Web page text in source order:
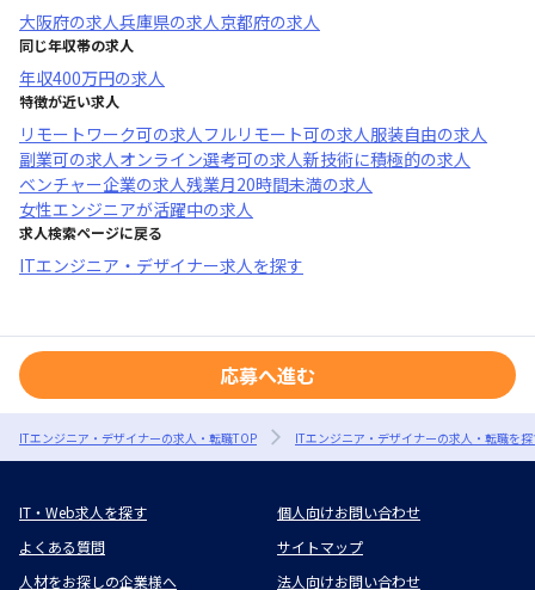
大阪府の求人兵庫県の求人京都府の求人
同じ年収帯の求人
年収400万円の求人
特徴が近い求人
リモートワーク可の求人フルリモート可の求人服装自由の求人
副業可の求人オンライン選考可の求人新技術に積極的の求人
ベンチャー企業の求人残業月20時間未満の求人
女性エンジニアが活躍中の求人
求人検索ページに戻る
ITエンジニア・デザイナー求人を探す
応募へ進む
ITエンジニア・デザイナーの求人・転職TOP ITエンジニア・デザイナーの求人・転職を
IT・Web求人を探す
個人向けお問い合わせ
よくある質問
サイトマップ
人材をお探しの企業様へ
法人向けお問い合わせ